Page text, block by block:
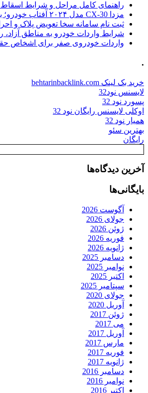
راهنمای کامل مراحل و شرایط اسقاط خودرو
مزدا CX-30 مدل ۲۰۲۴ آفتاب خودرو؛ بررسی و مشخصات فنی
ثبت نام سامانه سخا تعویض پلاک و
شرایط واردات خودرو به مناطق آزاد،
واردات خودروی صفر برای اشخاص
.
خرید بک لینک behtarinbacklink.com
لایسنس نود32
پسورد نود 32
اوکلی لایسنس رایگان نود 32
همیار نود 32
بهترین سئو
رایگان
آخرین دیدگاه‌ها
بایگانی‌ها
آگوست 2026
جولای 2026
ژوئن 2026
فوریه 2026
ژانویه 2026
دسامبر 2025
نوامبر 2025
اکتبر 2025
سپتامبر 2025
جولای 2020
آوریل 2020
ژوئن 2017
می 2017
آوریل 2017
مارس 2017
فوریه 2017
ژانویه 2017
دسامبر 2016
نوامبر 2016
اکتبر 2016